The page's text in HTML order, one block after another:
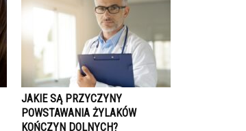
JAKIE SĄ PRZYCZYNY
POWSTAWANIA ŻYLAKÓW
KOŃCZYN DOLNYCH?